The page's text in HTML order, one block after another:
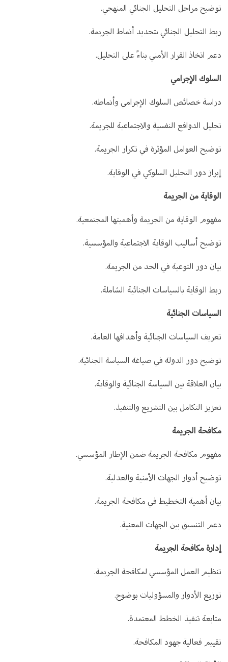
توضيح مراحل التحليل الجنائي المنهجي.
ربط التحليل الجنائي بتحديد أنماط الجريمة.
دعم اتخاذ القرار الأمني بناءً على التحليل.
السلوك الإجرامي
دراسة خصائص السلوك الإجرامي وأنماطه.
تحليل الدوافع النفسية والاجتماعية للجريمة.
توضيح العوامل المؤثرة في تكرار الجريمة.
إبراز دور التحليل السلوكي في الوقاية.
الوقاية من الجريمة
مفهوم الوقاية من الجريمة وأهميتها المجتمعية.
توضيح أساليب الوقاية الاجتماعية والمؤسسية.
بيان دور التوعية في الحد من الجريمة.
ربط الوقاية بالسياسات الجنائية الشاملة.
السياسات الجنائية
تعريف السياسات الجنائية وأهدافها العامة.
توضيح دور الدولة في صياغة السياسة الجنائية.
بيان العلاقة بين السياسة الجنائية والوقاية.
تعزيز التكامل بين التشريع والتنفيذ.
مكافحة الجريمة
مفهوم مكافحة الجريمة ضمن الإطار المؤسسي.
توضيح أدوار الجهات الأمنية والعدلية.
بيان أهمية التخطيط في مكافحة الجريمة.
دعم التنسيق بين الجهات المعنية.
إدارة مكافحة الجريمة
تنظيم العمل المؤسسي لمكافحة الجريمة.
توزيع الأدوار والمسؤوليات بوضوح.
متابعة تنفيذ الخطط المعتمدة.
تقييم فعالية جهود المكافحة.